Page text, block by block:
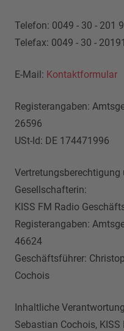
Telefon: 0049 - 30 - 201
Telefax: 0049 - 30 -
E-Mail: Kontaktformular
Registerangaben:
26596
USt-Id: DE 174471996
Gesellschafterin:
KISS FM Radio
Registerangaben:
46624
Geschäftsführer:
Cochois
Inhaltliche
Sebastian Cochois, KISS